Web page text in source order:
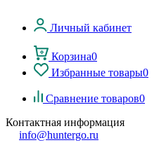
Личный кабинет
Корзина0
Избранные товары0
Сравнение товаров0
Контактная информация
info@huntergo.ru